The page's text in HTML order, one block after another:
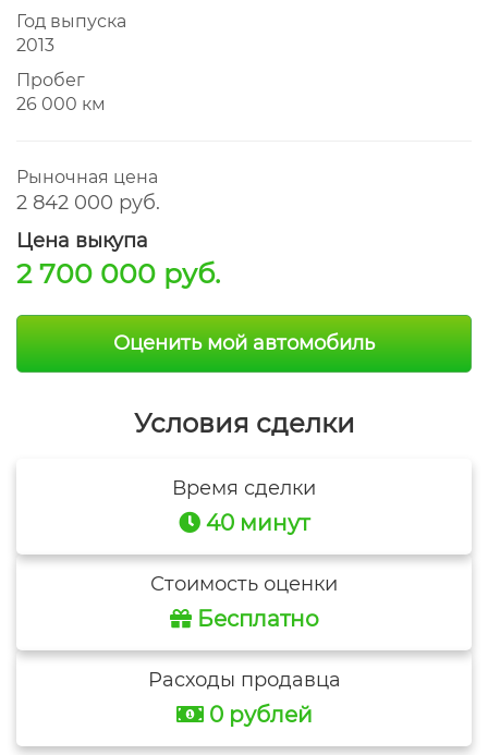
Год выпуска
2013
Пробег
26 000 км
Рыночная цена
2 842 000 руб.
Цена выкупа
2 700 000 руб.
Оценить мой автомобиль
Условия сделки
Время сделки
40 минут
Стоимость оценки
Бесплатно
Расходы продавца
0 рублей